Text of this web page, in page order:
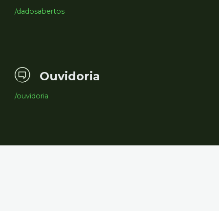
/dadosabertos
Ouvidoria
/ouvidoria